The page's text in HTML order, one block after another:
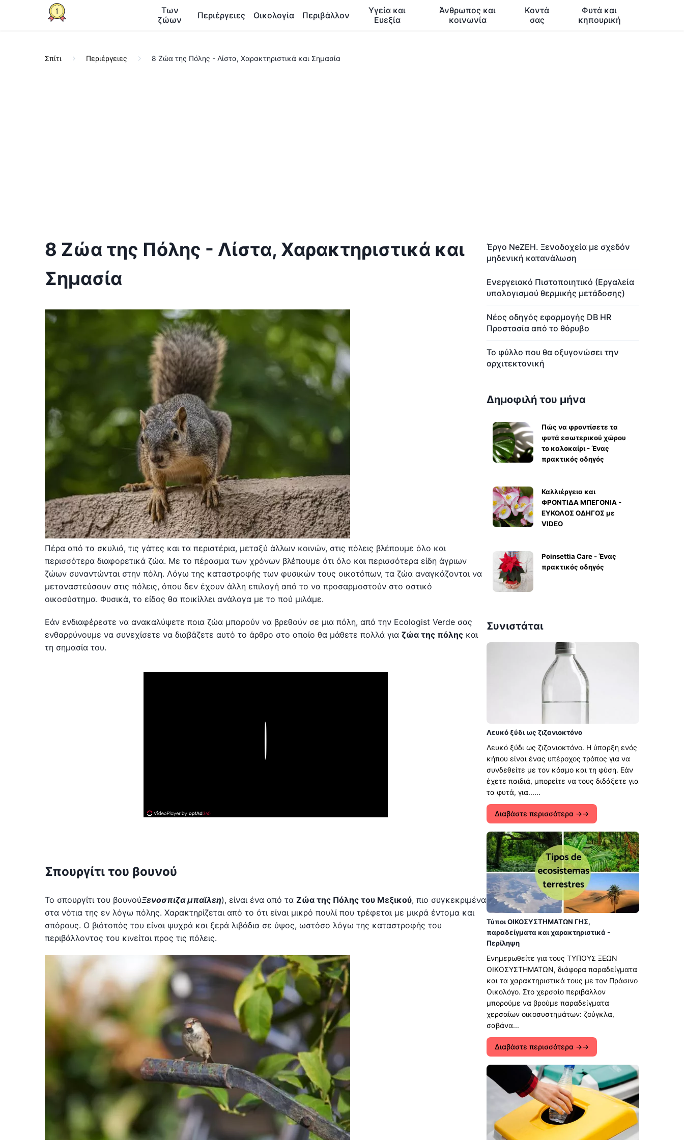
Των
ζώων
Περιέργειες Οικολογία Περιβάλλον
Υγεία και
Ευεξία
Άνθρωπος και
κοινωνία
Κοντά
σας
Φυτά και
κηπουρική
Σπίτι Περιέργειες 8 Ζώα της Πόλης - Λίστα, Χαρακτηριστικά και Σημασία
8 Ζώα της Πόλης - Λίστα, Χαρακτηριστικά και
Σημασία
Πέρα από τα σκυλιά, τις γάτες και τα περιστέρια, μεταξύ άλλων κοινών, στις πόλεις βλέπουμε όλο και
περισσότερα διαφορετικά ζώα. Με το πέρασμα των χρόνων βλέπουμε ότι όλο και περισσότερα είδη άγριων
ζώων συναντώνται στην πόλη. Λόγω της καταστροφής των φυσικών τους οικοτόπων, τα ζώα αναγκάζονται να
μεταναστεύσουν στις πόλεις, όπου δεν έχουν άλλη επιλογή από το να προσαρμοστούν στο αστικό
οικοσύστημα. Φυσικά, το είδος θα ποικίλλει ανάλογα με το πού μιλάμε.
Εάν ενδιαφέρεστε να ανακαλύψετε ποια ζώα μπορούν να βρεθούν σε μια πόλη, από την Ecologist Verde σας
ενθαρρύνουμε να συνεχίσετε να διαβάζετε αυτό το άρθρο στο οποίο θα μάθετε πολλά για ζώα της πόλης και
τη σημασία του.
Σπουργίτι του βουνού
Το σπουργίτι του βουνούΞενοσπιζα μπαϊλεη), είναι ένα από τα Ζώα της Πόλης του Μεξικού, πιο συγκεκριμένα
στα νότια της εν λόγω πόλης. Χαρακτηρίζεται από το ότι είναι μικρό πουλί που τρέφεται με μικρά έντομα και
σπόρους. Ο βιότοπός του είναι ψυχρά και ξερά λιβάδια σε ύψος, ωστόσο λόγω της καταστροφής του
περιβάλλοντος του κινείται προς τις πόλεις.
Έργο NeZEH. Ξενοδοχεία με σχεδόν
μηδενική κατανάλωση
Ενεργειακό Πιστοποιητικό (Εργαλεία
υπολογισμού θερμικής μετάδοσης)
Νέος οδηγός εφαρμογής DB HR
Προστασία από το θόρυβο
Το φύλλο που θα οξυγονώσει την
αρχιτεκτονική
Δημοφιλή του μήνα
Πώς να φροντίσετε τα
φυτά εσωτερικού χώρου
το καλοκαίρι - Ένας
πρακτικός οδηγός
Καλλιέργεια και
ΦΡΟΝΤΙΔΑ ΜΠΕΓΟΝΙΑ -
ΕΥΚΟΛΟΣ ΟΔΗΓΟΣ με
VIDEO
Poinsettia Care - Ένας
πρακτικός οδηγός
Συνιστάται
Λευκό ξύδι ως ζιζανιοκτόνο
Λευκό ξύδι ως ζιζανιοκτόνο. Η ύπαρξη ενός
κήπου είναι ένας υπέροχος τρόπος για να
συνδεθείτε με τον κόσμο και τη φύση. Εάν
έχετε παιδιά, μπορείτε να τους διδάξετε για
τα φυτά, για......
Διαβάστε περισσότερα →
Τύποι ΟΙΚΟΣΥΣΤΗΜΑΤΩΝ ΓΗΣ,
παραδείγματα και χαρακτηριστικά -
Περίληψη
Ενημερωθείτε για τους ΤΥΠΟΥΣ ΞΕΩΝ
ΟΙΚΟΣΥΣΤΗΜΑΤΩΝ, διάφορα παραδείγματα
και τα χαρακτηριστικά τους με τον Πράσινο
Οικολόγο. Στο χερσαίο περιβάλλον
μπορούμε να βρούμε παραδείγματα
χερσαίων οικοσυστημάτων: ζούγκλα,
σαβάνα...
Διαβάστε περισσότερα →